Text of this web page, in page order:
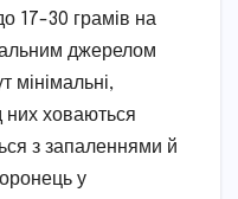
17-30 грамів на
джерелом
мінімальні,
них ховаються
з запаленнями й
у